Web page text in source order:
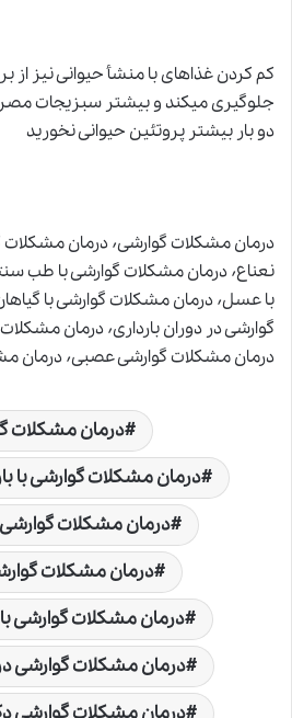
کم کردن غذاهای با منشأ حیوانی نیز از
جلوگیری میکند و بیشتر سبزیجات مصرف
دو بار بیشتر پروتئین حیوانی نخورید
درمان مشکلات گوارشی٬
درمان مشکلات گوارشی عصبی٬ درمان مشکلات گوارشی کودکان
درمان مشکلات
درمان مشکلات گوارشی با
درمان مشکلات
درمان مشکلات
درمان مشکلات گوارشی با
درمان مشکلات گوارشی